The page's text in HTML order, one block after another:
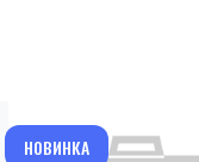
НОВИНКА